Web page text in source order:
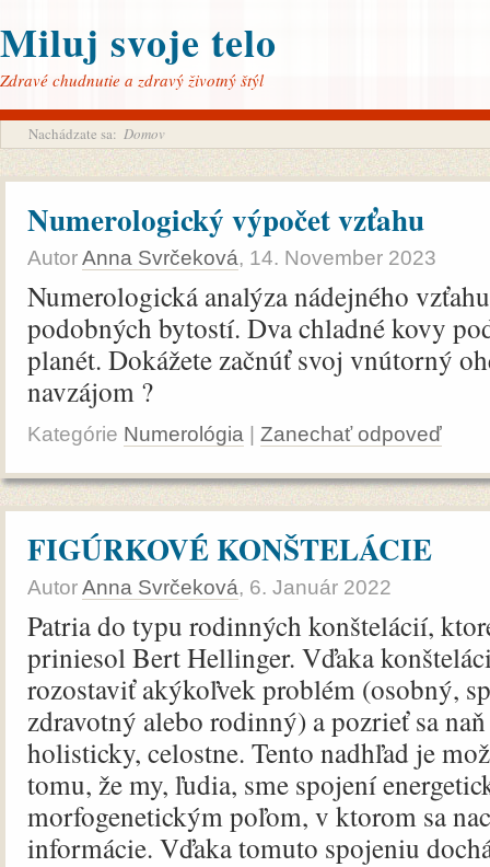
Miluj svoje telo
Zdravé chudnutie a zdravý životný štýl
Nachádzate sa: Domov
Numerologický výpočet vzťahu
AutorAnna Svrčeková, 14. November 2023
Numerologická analýza nádejného
podobných bytostí. Dva chladné kovy
planét. Dokážete začnúť svoj vnútorný
navzájom ?
Kategórie Numerológia Zanechať odpoveď
FIGÚRKOVÉ KONŠTELÁCIE
AutorAnna Svrčeková, 6. Január 2022
Patria do typu rodinných konštelácií,
priniesol Bert Hellinger. Vďaka
rozostaviť akýkoľvek problém (osobný,
zdravotný alebo rodinný) a pozrieť sa
holisticky, celostne. Tento nadhľad je
tomu, že my, ľudia, sme spojení
morfogenetickým poľom, v ktorom sa
informácie. Vďaka tomuto spojeniu